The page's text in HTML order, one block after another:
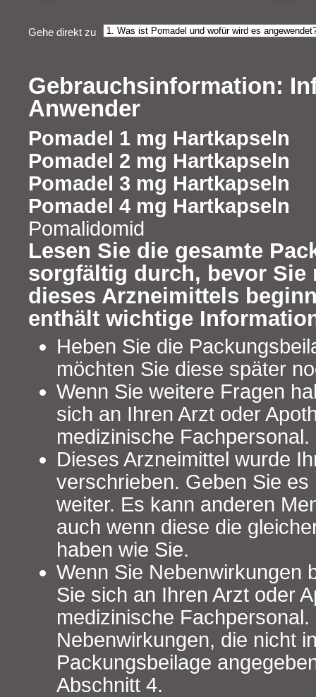
Gehe direkt zu
Gebrauchsinformation:
Anwender
Pomadel 1 mg Hartkapseln
Pomadel 2 mg Hartkapseln
Pomadel 3 mg Hartkapseln
Pomadel 4 mg Hartkapseln
Pomalidomid
Lesen Sie die gesamte
sorgfältig durch, bevor Sie
dieses Arzneimittels
enthält wichtige
Heben Sie die
möchten Sie diese später
Wenn Sie weitere Fragen
sich an Ihren Arzt oder
medizinische Fachpersonal.
Dieses Arzneimittel wurde
verschrieben. Geben Sie es
weiter. Es kann anderen
auch wenn diese die
haben wie Sie.
Wenn Sie Nebenwirkungen
Sie sich an Ihren Arzt oder
medizinische
Nebenwirkungen, die nicht
Packungsbeilage
Abschnitt 4.